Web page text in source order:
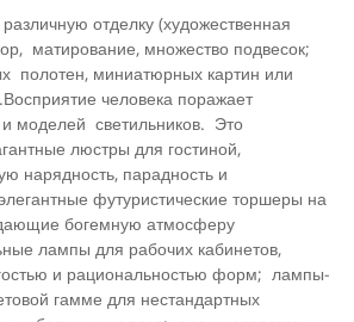
отделку (художественная
матирование, множество подвесок;
полотен, миниатюрных картин или
человека поражает
моделей светильников. Это
люстры для гостиной,
нарядность, парадность и
футуристические тор­шеры на
богемную атмосферу
лампы для рабочих кабине­тов,
и рациональностью форм; лам­пы-
гамме для нестандартных